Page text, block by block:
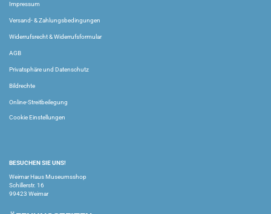
Impressum
Versand- & Zahlungsbedingungen
Widerrufsrecht & Widerrufsformular
AGB
Privatsphäre und Datenschutz
Bildrechte
Online-Streitbeilegung
Cookie Einstellungen
BESUCHEN SIE UNS!
Weimar Haus Museumsshop
Schillerstr. 16
99423 Weimar